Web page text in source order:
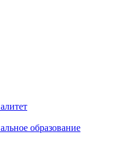
образование